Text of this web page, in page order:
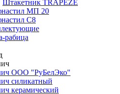
Штакетник TRAPEZE
МП 20
С8
рабица
ООО "РуБелЭко"
силикатный
керамический